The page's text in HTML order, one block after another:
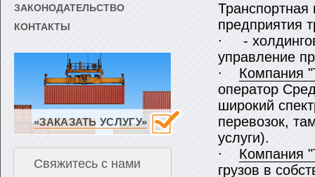
ЗАКОНОДАТЕЛЬСТВО
КОНТАКТЫ
«ЗАКАЗАТЬ УСЛУГУ»
Свяжитесь с нами
предприятия
∙ -
управление
∙ Компания
оператор
широкий
перевозок,
услуги).
∙ Компания
грузов в